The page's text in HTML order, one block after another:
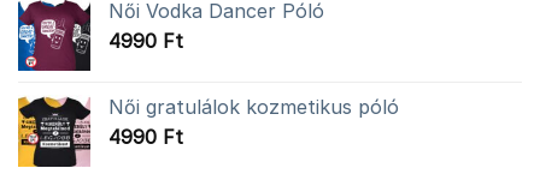
Női Vodka Dancer Póló
4990 Ft
Női gratulálok kozmetikus póló
4990 Ft